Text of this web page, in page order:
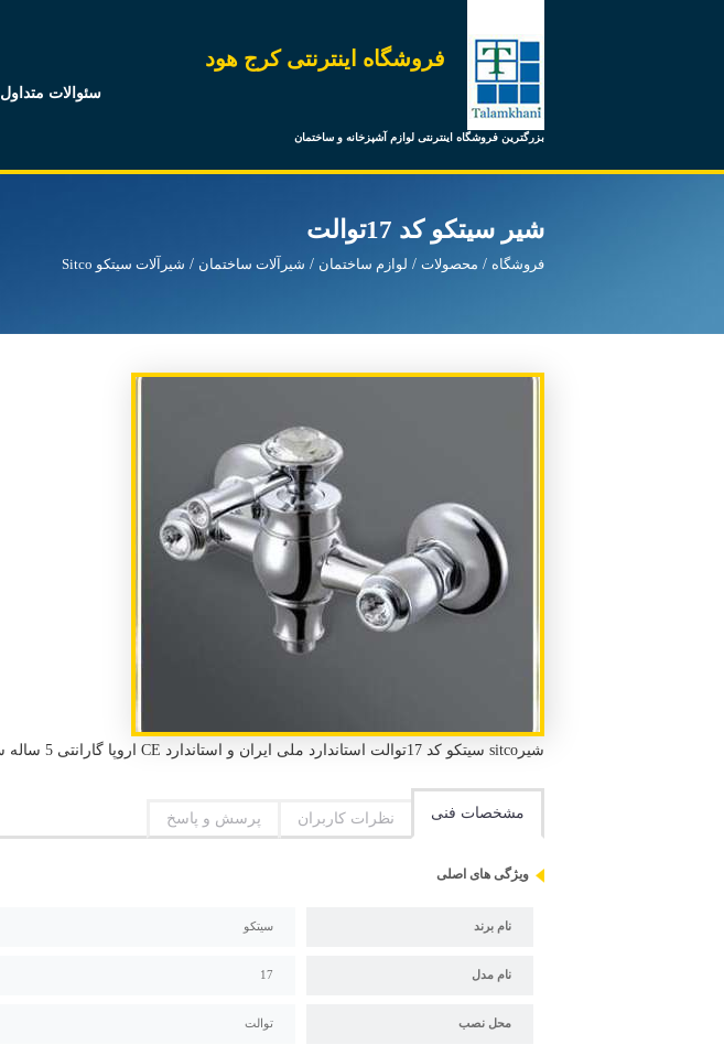
فروشگاه اینترنتی کرج هود
بزرگترین فروشگاه اینترنتی لوازم آشپزخانه و ساختمان
سئوالات متداول
شیر سیتکو کد 17توالت
فروشگاه محصولات لوازم ساختمان شیرآلات ساختمان شیرآلات سیتکو Sitco
شیرsitco سیتکو کد 17توالت استاندارد ملی ایران و استاندارد CE اروپا گارانتی 5 ساله سیتکو دوعدد لنگی و قالپاق
مشخصات فنی نظرات کاربران پرسش و پاسخ
ویژگی های اصلی
نام برند سیتکو
نام مدل 17
محل نصب توالت